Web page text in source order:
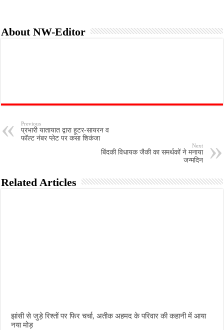
About NW-Editor
Previous
प्रभारी यातायात द्वारा हूटर-सायरन व
फॉल्ट नंबर प्लेट पर कसा शिकंजा
Next
बिंदकी विधायक जैकी का समर्थकों ने मनाया
जन्मदिन
Related Articles
झांसी से जुड़े रिश्तों पर फिर चर्चा, अतीक अहमद के परिवार की कहानी में आया
नया मोड़